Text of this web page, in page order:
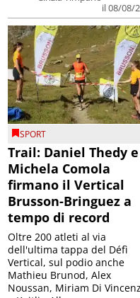
il 08/08/
SPORT
Trail: Daniel Thedy e
Michela Comola
firmano il Vertical
Brusson-Bringuez a
tempo di record
Oltre 200 atleti al via
dell'ultima tappa del Défì
Vertical, sul podio anche
Mathieu Brunod, Alex
Noussan, Miriam Di